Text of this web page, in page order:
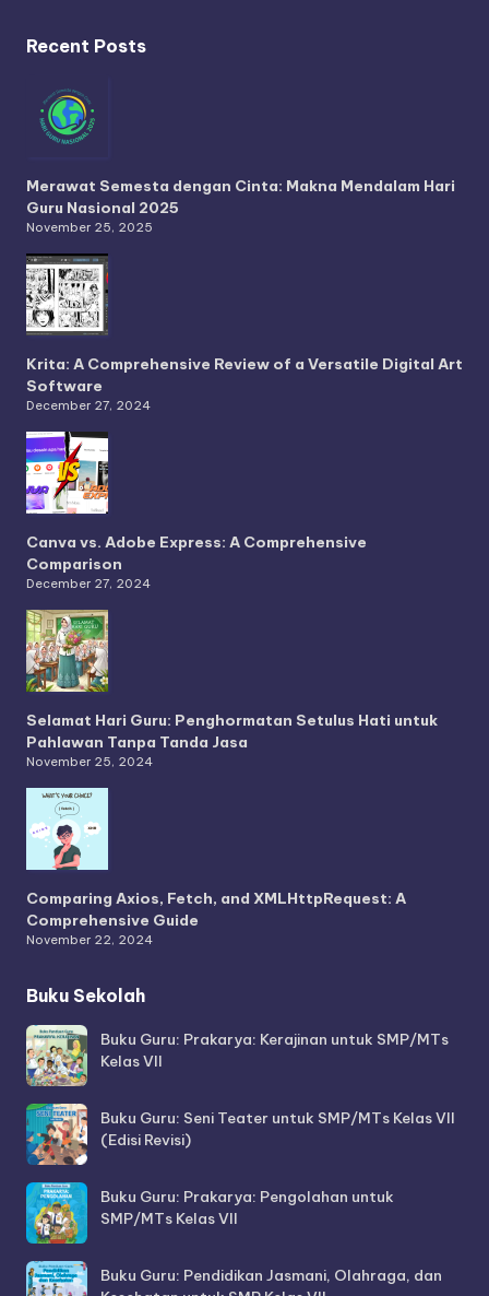
Recent Posts
Merawat Semesta dengan Cinta: Makna Mendalam Hari
Guru Nasional 2025
November 25, 2025
Krita: A Comprehensive Review of a Versatile Digital Art
Software
December 27, 2024
Canva vs. Adobe Express: A Comprehensive
Comparison
December 27, 2024
Selamat Hari Guru: Penghormatan Setulus Hati untuk
Pahlawan Tanpa Tanda Jasa
November 25, 2024
Comparing Axios, Fetch, and XMLHttpRequest: A
Comprehensive Guide
November 22, 2024
Buku Sekolah
Buku Guru: Prakarya: Kerajinan untuk SMP/MTs
Kelas VII
Buku Guru: Seni Teater untuk SMP/MTs Kelas VII
(Edisi Revisi)
Buku Guru: Prakarya: Pengolahan untuk
SMP/MTs Kelas VII
Buku Guru: Pendidikan Jasmani, Olahraga, dan